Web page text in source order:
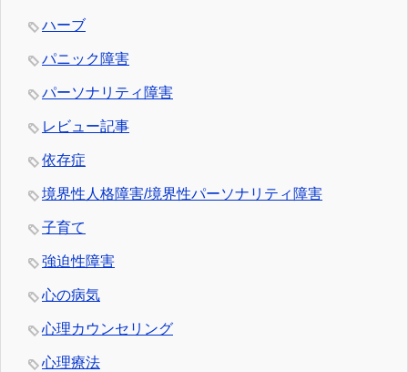
ハーブ
パニック障害
パーソナリティ障害
レビュー記事
依存症
境界性人格障害/境界性パーソナリティ障害
子育て
強迫性障害
心の病気
心理カウンセリング
心理療法